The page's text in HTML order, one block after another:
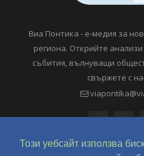
Този уебсайт използва
Виа Понтика - е-медия за
региона. Открийте
събития, вълнуващи
свържете с